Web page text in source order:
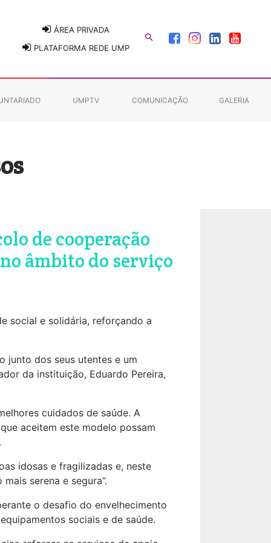
ÁREA PRIVADA
PLATAFORMA REDE UMP

UMPTV COMUNICAÇÃO GALERIA
de cooperação
âmbito do serviço
social e solidária, reforçando a
junto dos seus utentes e um
da instituição, Eduardo Pereira,
cuidados de saúde. A
aceitem este modelo possam
idosas e fragilizadas e, neste
serena e segura”.
o desafio do envelhecimento
sociais e de saúde.